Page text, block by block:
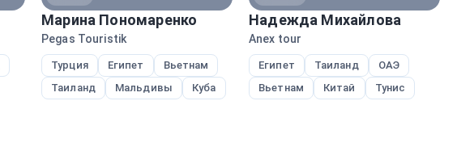
Марина Пономаренко
Pegas Touristik
Турция Египет
Вьетнам
Таиланд
Мальдивы Куба
Надежда Михайлова
Anex tour
Египет Таиланд
ОАЭ
Вьетнам
Китай Тунис